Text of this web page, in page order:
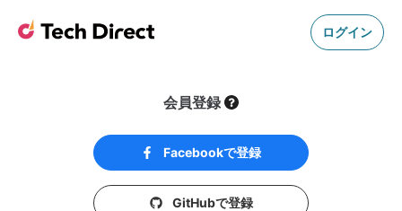
ログイン
会員登録
Facebookで登録
GitHubで登録